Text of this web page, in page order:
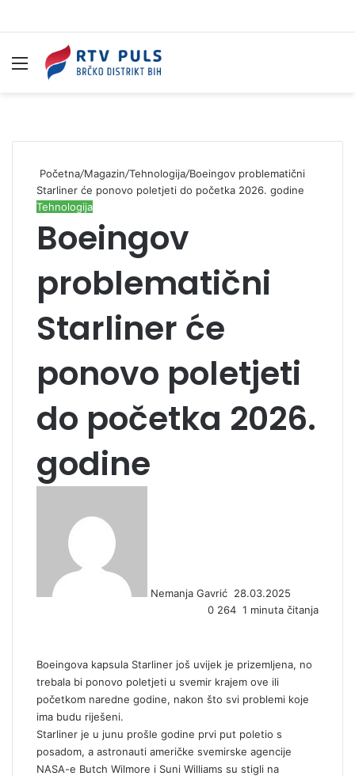
Izbornik
Početna/Magazin/Tehnologija/Boeingov problematični
Starliner će ponovo poletjeti do početka 2026. godine
Tehnologija
Boeingov
problematični
Starliner će
ponovo poletjeti
do početka 2026.
godine
Nemanja Gavrić e
m
28.03.2025
0 264 1 minuta čitanja
Boeingova kapsula Starliner još uvijek je prizemljena, no
trebala bi ponovo poletjeti u svemir krajem ove ili
početkom naredne godine, nakon što svi problemi koje
ima budu riješeni.
Starliner je u junu prošle godine prvi put poletio s
posadom, a astronauti američke svemirske agencije
NASA-e Butch Wilmore i Suni Williams su stigli na